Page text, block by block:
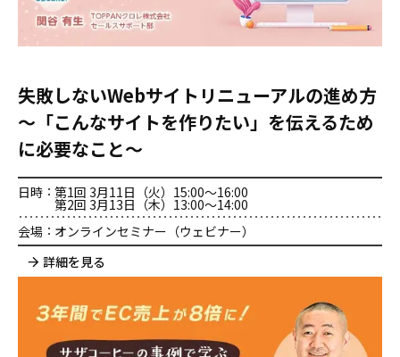
失敗しないWebサイトリニューアルの進め方
～「こんなサイトを作りたい」を伝えるため
に必要なこと～
日時 第1回 3月11日（火）15:00～16:00
第2回 3月13日（木）13:00～14:00
会場
オンラインセミナー（ウェビナー）
詳細を見る